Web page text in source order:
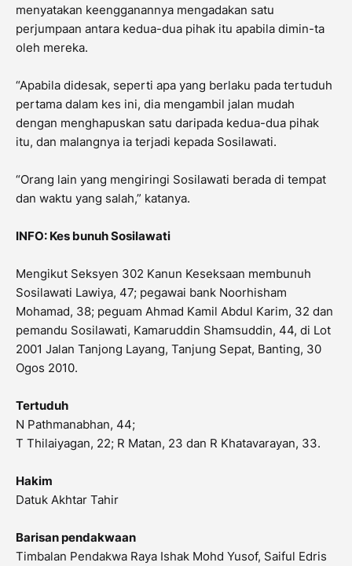
menyatakan keengganannya mengadakan satu
perjumpaan antara kedua-dua pihak itu apabila dimin-ta
oleh mereka.
“Apabila didesak, seperti apa yang berlaku pada tertuduh
pertama dalam kes ini, dia mengambil jalan mudah
dengan menghapuskan satu daripada kedua-dua pihak
itu, dan malangnya ia terjadi kepada Sosilawati.
“Orang lain yang mengiringi Sosilawati berada di tempat
dan waktu yang salah,” katanya.
INFO: Kes bunuh Sosilawati
Mengikut Seksyen 302 Kanun Keseksaan membunuh
Sosilawati Lawiya, 47; pegawai bank Noorhisham
Mohamad, 38; peguam Ahmad Kamil Abdul Karim, 32 dan
pemandu Sosilawati, Kamaruddin Shamsuddin, 44, di Lot
2001 Jalan Tanjong Layang, Tanjung Sepat, Banting, 30
Ogos 2010.
Tertuduh
N Pathmanabhan, 44;
T Thilaiyagan, 22; R Matan, 23 dan R Khatavarayan, 33.
Hakim
Datuk Akhtar Tahir
Barisan pendakwaan
Timbalan Pendakwa Raya Ishak Mohd Yusof, Saiful Edris